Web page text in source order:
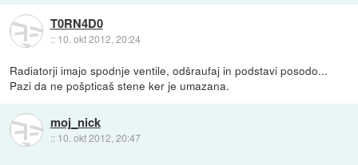
T0RN4D0
:: 10. okt 2012, 20:24
Radiatorji imajo spodnje ventile, odšraufaj in podstavi posodo...
Pazi da ne pošpticaš stene ker je umazana.
moj_nick
:: 10. okt 2012, 20:47